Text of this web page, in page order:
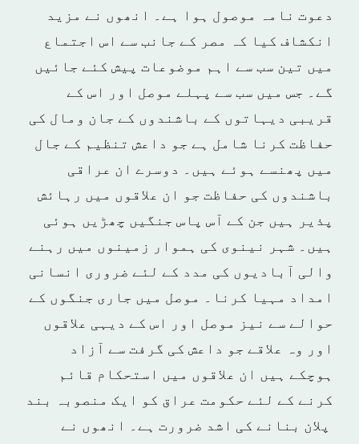
دعوت نامہ موصول ہوا ہے۔ انھوں نے مزید
انکشاف کیا کہ مصر کے جانب سے اس اجتماع
میں تین سب سے اہم موضوعات پیش کئے جائیں
گے۔ جس میں سب سے پہلے موصل اور اس کے
قریبی دیہاتوں کے باشندوں کے جان ومال کی
حفاظت کرنا شامل ہے جو داعش تنظیم کے جال
میں پھنسے ہوئے ہیں۔ دوسرے ان عراقی
باشندوں کی حفاظت جو ان علاقوں میں رہائش
پذیر ہیں جن کے آس پاس جنگیں چھڑیں ہوئی
ہیں۔ شہر نینوی کی ہموار زمینوں میں رہنے
والی آبادیوں کی مدد کے لئے ضروری انسانی
امداد مہیا کرنا۔ موصل میں جاری جنگوں کے
حوالے سے نیز موصل اور اس کے دیہی علاقوں
اور وہ علاقے جو داعش کی گرفت سے آزاد
ہوچکے ہیں ان علاقوں میں استحکام قائم
کرنے کے لئے حکومت عراق کو ایک منصوبہ بند
پلان بنانے کی اشد ضرورت ہے۔ انھوں نے